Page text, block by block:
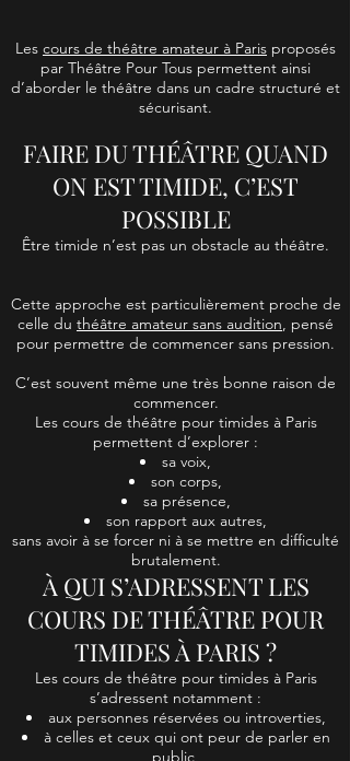
Les cours de théâtre amateur à Paris proposés
par Théâtre Pour Tous permettent ainsi
d’aborder le théâtre dans un cadre structuré et
sécurisant.
FAIRE DU THÉÂTRE QUAND
ON EST TIMIDE, C’EST
POSSIBLE
Être timide n’est pas un obstacle au théâtre.
Cette approche est particulièrement proche de
celle du théâtre amateur sans audition, pensé
pour permettre de commencer sans pression.
C’est souvent même une très bonne raison de
commencer.
Les cours de théâtre pour timides à Paris
permettent d’explorer :
sa voix,
son corps,
sa présence,
son rapport aux autres,
sans avoir à se forcer ni à se mettre en difficulté
brutalement.
À QUI S’ADRESSENT LES
COURS DE THÉÂTRE POUR
TIMIDES À PARIS ?
Les cours de théâtre pour timides à Paris
s’adressent notamment :
aux personnes réservées ou introverties,
à celles et ceux qui ont peur de parler en
public,